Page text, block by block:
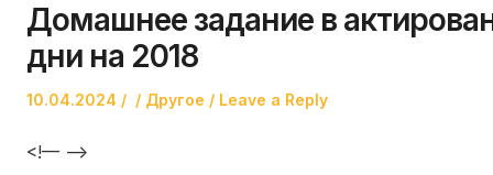
Домашнее задание в
дни на 2018
Posted
10.04.2024 Author
Posted
Другое Leave a Reply
<!— —>